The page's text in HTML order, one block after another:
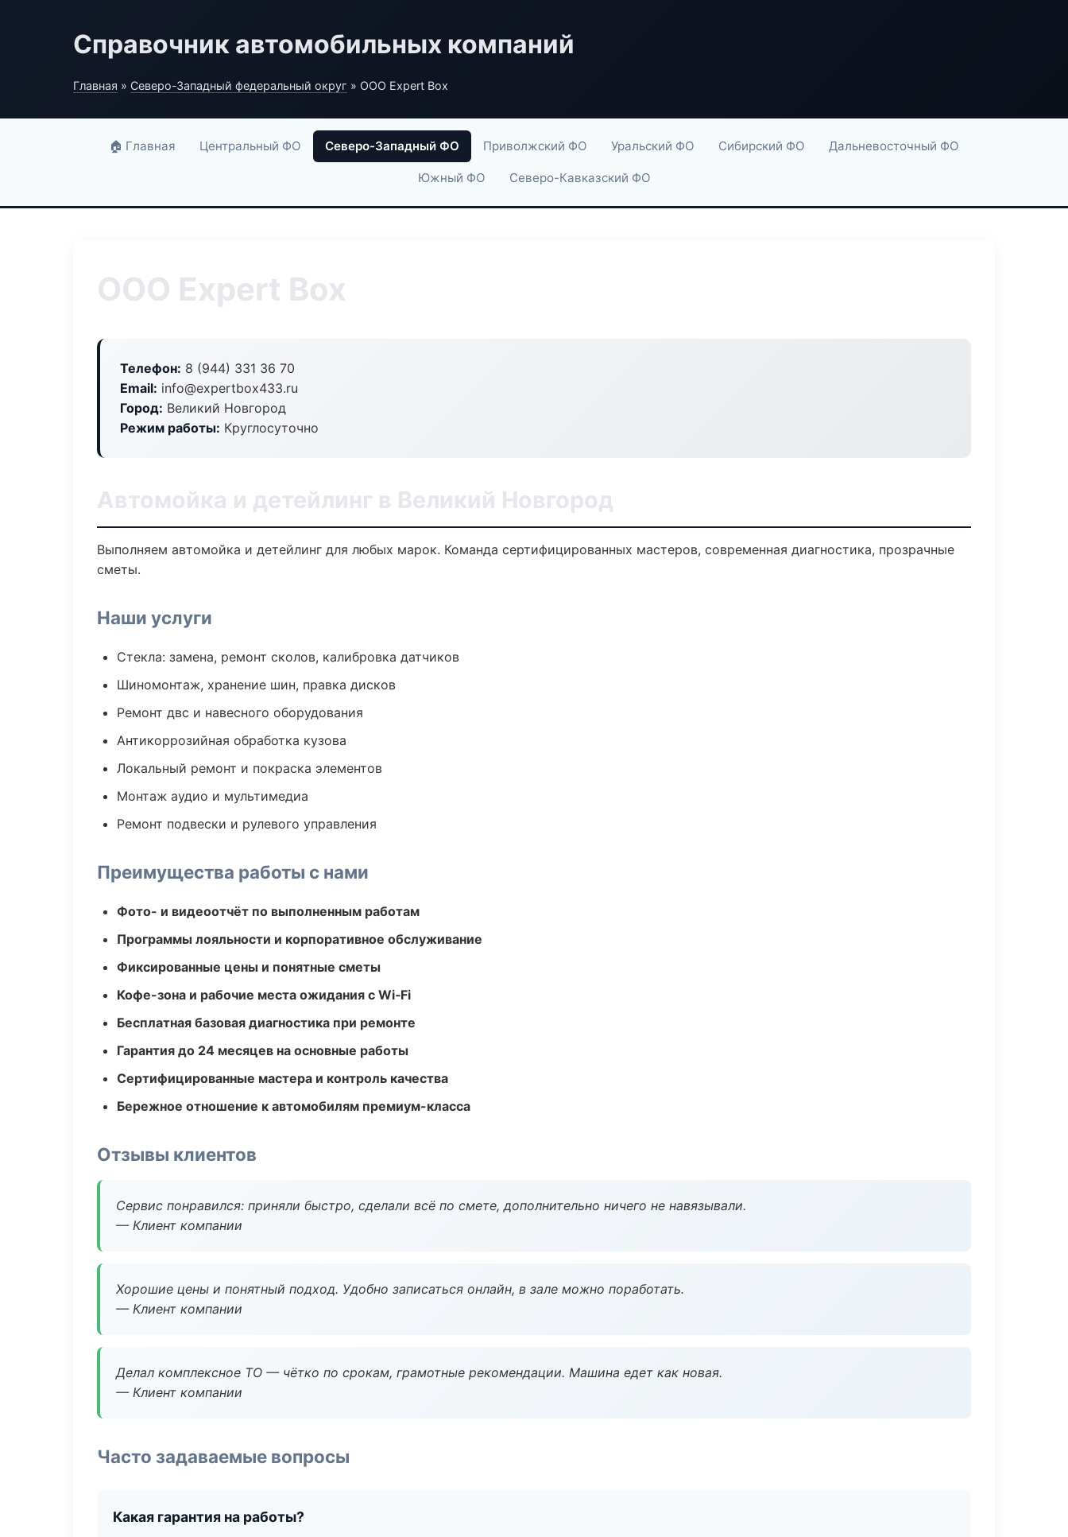
Справочник автомобильных компаний
Главная » Северо-Западный федеральный округ » ООО Expert Box
🏠 Главная Центральный ФО Северо-Западный ФО Приволжский ФО Уральский ФО Сибирский ФО Дальневосточный ФО
Южный ФО Северо-Кавказский ФО
ООО Expert Box
Телефон: 8 (944) 331 36 70
Email: info@expertbox433.ru
Город: Великий Новгород
Режим работы: Круглосуточно
Автомойка и детейлинг в Великий Новгород
Выполняем автомойка и детейлинг для любых марок. Команда сертифицированных мастеров, современная диагностика, прозрачные
сметы.
Наши услуги
Стекла: замена, ремонт сколов, калибровка датчиков
Шиномонтаж, хранение шин, правка дисков
Ремонт двс и навесного оборудования
Антикоррозийная обработка кузова
Локальный ремонт и покраска элементов
Монтаж аудио и мультимедиа
Ремонт подвески и рулевого управления
Преимущества работы с нами
Фото- и видеоотчёт по выполненным работам
Программы лояльности и корпоративное обслуживание
Фиксированные цены и понятные сметы
Кофе-зона и рабочие места ожидания с Wi‑Fi
Бесплатная базовая диагностика при ремонте
Гарантия до 24 месяцев на основные работы
Сертифицированные мастера и контроль качества
Бережное отношение к автомобилям премиум-класса
Отзывы клиентов
Сервис понравился: приняли быстро, сделали всё по смете, дополнительно ничего не навязывали.
— Клиент компании
Хорошие цены и понятный подход. Удобно записаться онлайн, в зале можно поработать.
— Клиент компании
Делал комплексное ТО — чётко по срокам, грамотные рекомендации. Машина едет как новая.
— Клиент компании
Часто задаваемые вопросы
Какая гарантия на работы?